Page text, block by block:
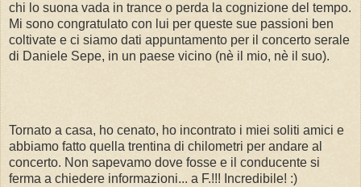
chi lo suona vada in trance o perda la cognizione del tempo.
Mi sono congratulato con lui per queste sue passioni ben
coltivate e ci siamo dati appuntamento per il concerto serale
di Daniele Sepe, in un paese vicino (nè il mio, nè il suo).
Tornato a casa, ho cenato, ho incontrato i miei soliti amici e
abbiamo fatto quella trentina di chilometri per andare al
concerto. Non sapevamo dove fosse e il conducente si
ferma a chiedere informazioni... a F.!!! Incredibile! :)